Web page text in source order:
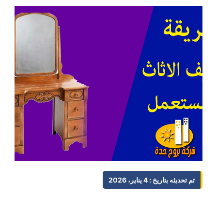
تم تحديثه بتاريخ : 4 يناير، 2026